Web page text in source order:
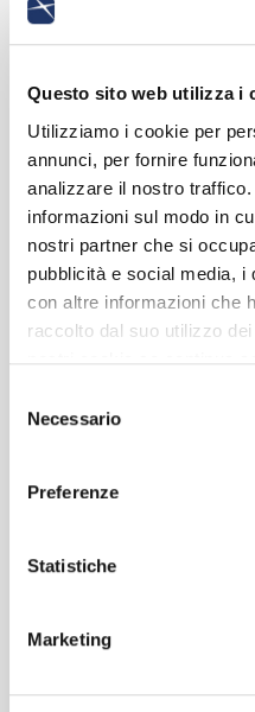
Questo sito web utilizza i
Utilizziamo i cookie per
annunci, per fornire
analizzare il nostro
informazioni sul modo in
nostri partner che si
pubblicità e social media, i
con altre informazioni che
raccolto dal suo utilizzo
delNecessario
Preferenze
Statistiche
Marketing